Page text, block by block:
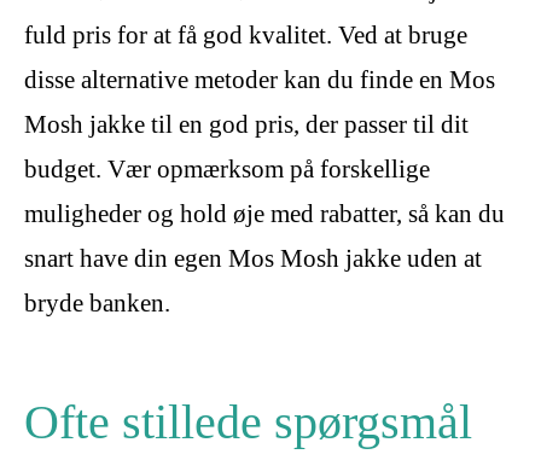
fuld pris for at få god kvalitet. Ved at bruge
disse alternative metoder kan du finde en Mos
Mosh jakke til en god pris, der passer til dit
budget. Vær opmærksom på forskellige
muligheder og hold øje med rabatter, så kan du
snart have din egen Mos Mosh jakke uden at
bryde banken.
Ofte stillede spørgsmål